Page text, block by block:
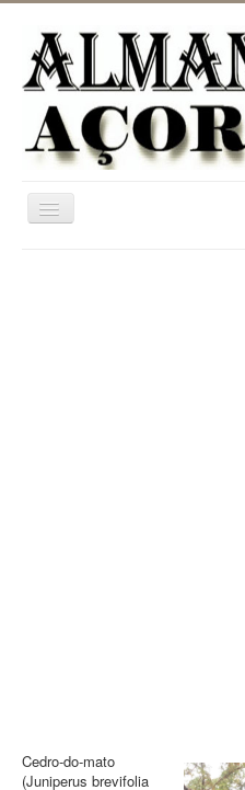
Ativar/Desativar
navegação
Cedro‑do‑mato
(Juniperus brevifolia